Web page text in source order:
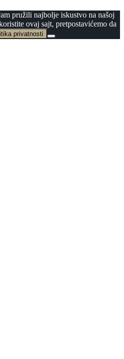
pružili najbolje iskustvo na našoj
ovaj sajt, pretpostavićemo da
privatnosti